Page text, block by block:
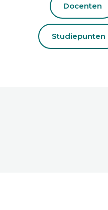
Docenten
Studiepunten